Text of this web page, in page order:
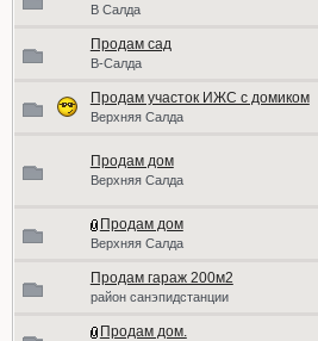
В Салда
Продам сад
В-Салда
Продам участок ИЖС с домиком
Верхняя Салда
Продам дом
Верхняя Салда
Продам дом
Верхняя Салда
Продам гараж 200м2
район санэпидстанции
Продам дом.